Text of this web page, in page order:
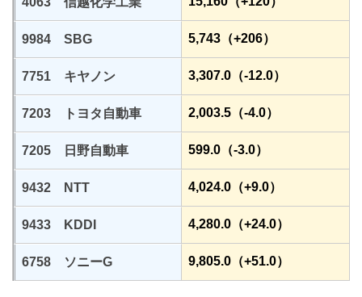
9984 SBG 5,743（+206）
7751 キヤノン 3,307.0（-12.0）
7203 トヨタ自動車 2,003.5（-4.0）
7205 日野自動車 599.0（-3.0）
9432 NTT 4,024.0（+9.0）
9433 KDDI 4,280.0（+24.0）
6758 ソニーG 9,805.0（+51.0）